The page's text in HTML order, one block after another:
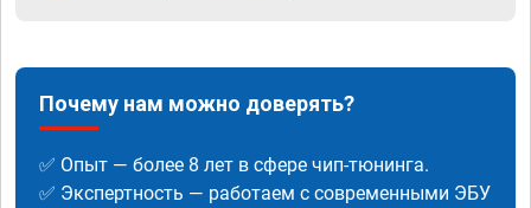
Почему нам можно доверять?
✅ Опыт — более 8 лет в сфере чип-тюнинга.
✅ Экспертность — работаем с современными ЭБУ